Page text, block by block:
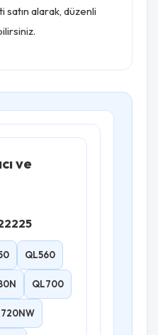
alarak, düzenli
ve
QL560
QL700